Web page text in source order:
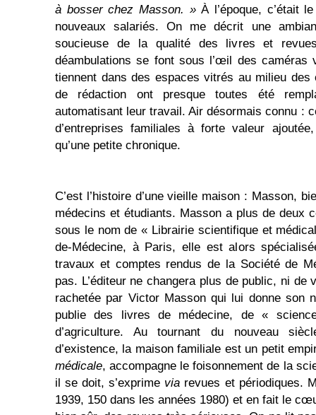
à bosser chez Masson. »À l’époque, c’était
nouveaux salariés. On me décrit une
soucieuse de la qualité des livres et
déambulations se font sous l’œil des caméras
tiennent dans des espaces vitrés au milieu
de rédaction ont presque toutes été
automatisant leur travail. Air désormais connu :
d’entreprises familiales à forte valeur
qu’une petite chronique.
C’est l’histoire d’une vieille maison : Masson,
médecins et étudiants. Masson a plus de deux
sous le nom de « Librairie scientifique et
de-Médecine, à Paris, elle est alors
travaux et comptes rendus de la Société de
pas. L’éditeur ne changera plus de public, ni de
rachetée par Victor Masson qui lui donne son
publie des livres de médecine, de «
d’agriculture. Au tournant du nouveau
d’existence, la maison familiale est un petit
médicale, accompagne le foisonnement de la
il se doit, s’exprime via revues et périodiques.
1939, 150 dans les années 1980) et en fait le